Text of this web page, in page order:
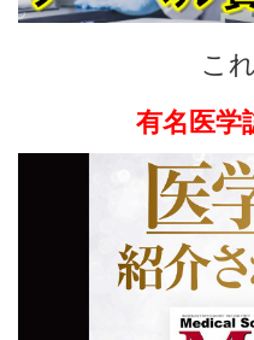
こ
有名医学